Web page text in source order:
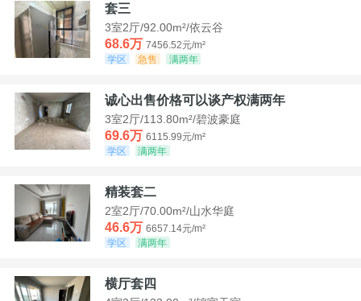
套三
3室2厅/92.00m²/依云谷
68.6万 7456.52元/m²
学区
急售 满两年
诚心出售价格可以谈产权满两年
3室2厅/113.80m²/碧波豪庭
69.6万 6115.99元/m²
学区
满两年
精装套二
2室2厅/70.00m²/山水华庭
46.6万 6657.14元/m²
学区
满两年
横厅套四